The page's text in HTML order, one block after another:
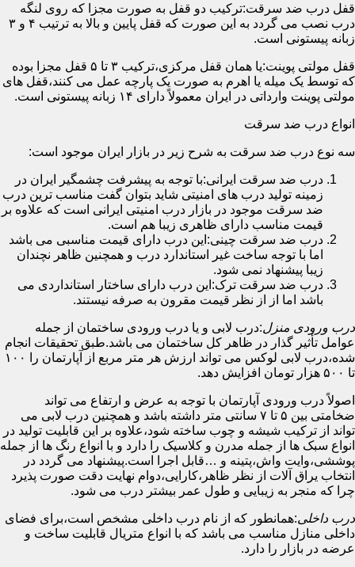
قفل درب ضد سرقت:ترکیب دو قفل به صورت مجزا که روی لنگه
درب نصب می گردد به این صورت که قفل پایین و بالا به ترتیب ۴ و ۳
زبانه پیستونی است.
قفل مولتی پوینت:یا همان قفل مرکزی،ترکیب ۳ تا ۵ قفل مجزا بوده
که توسط یک میله یا اهرم به صورت یک پارچه عمل می کنند،قفل های
مولتی پوینت وارداتی در ایران معمولاً دارای ۱۴ زبانه پیستونی است.
انواع درب ضد سرقت
سه نوع درب ضد سرقت به شرح زیر در بازار ایران موجود است:
درب ضد سرقت ایرانی:با توجه به پیشرفت چشمگیر ایران در
زمینه تولید درب های امنیتی شاید بتوان گفت مناسب ترین درب
ضد سرقت موجود در بازار درب امنیتی ایرانی است که علاوه بر
قیمت مناسب دارای ظاهری زیبا هم است.
درب ضد سرقت چینی:این درب دارای قیمت مناسبی می باشد
اما با توجه ساخت غیر استاندارد درب و همچنین ظاهر نچندان
زیبا پیشنهاد نمی شود.
درب ضد سرقت ترک:این درب دارای ساختار استانداردی می
باشد اما از از نظر قیمت مقرون به صرفه نیستند.
درب ورودی منزل:درب لابی و یا درب ورودی ساختمان از جمله
عوامل تأثیر گذار در ظاهر کل ساختمان می باشد.طبق تحقیقات انجام
شده،درب لابی لوکس می تواند ارزش هر متر مربع از آپارتمان را ۱۰۰
تا ۵۰۰ هزار تومان افزایش دهد.
اصولاً درب ورودی آپارتمان با توجه به عرض و ارتفاع می تواند
ضخامتی بین ۵ تا ۷ سانتی متر داشته باشد و همچنین درب لابی می
تواند از ترکیب شیشه و چوب ساخته شود،علاوه بر این قابلیت تولید در
انواع سبک ها از جمله مدرن و کلاسیک را دارد و با انواع رنگ ها از جمله
پوششی،وایت واش،پتینه و …قابل اجرا است.پیشنهاد می گردد در
انتخاب یراق آلات از نظر ظاهر،کارایی،دوام نهایت دقت صورت پذیرد
چرا که منجر به زیبایی و طول عمر بیشتر درب می شود.
درب داخلی:همانطور که از نام درب داخلی مشخص است،برای فضای
داخلی منازل مناسب می باشد که با انواع متریال قابلیت ساخت و
عرضه در بازار را دارد.